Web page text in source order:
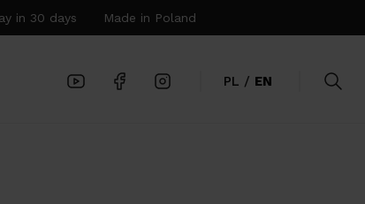
in 30 days Made in Poland
PL / EN